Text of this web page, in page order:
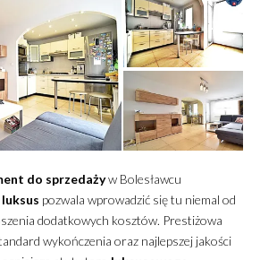
do sprzedażyw Bolesławcu
luksus pozwala wprowadzić się tu niemal od
dodatkowych kosztów. Prestiżowa
wykończenia oraz najlepszej jakości